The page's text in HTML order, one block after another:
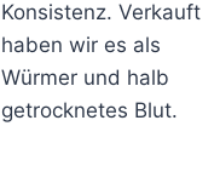
Konsistenz. Verkauft
haben wir es als
Würmer und halb
getrocknetes Blut.